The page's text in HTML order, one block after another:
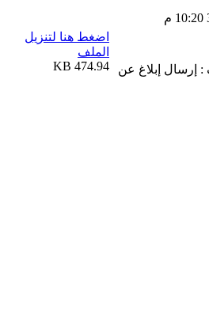
إبلاغ عن
اضغط هنا لتنزيل
الملف
474.94 KB